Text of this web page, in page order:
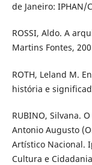
de Janeiro: IPHAN/
ROSSI, Aldo. A
Martins Fontes,
ROTH, Leland M.
história e
RUBINO, Silvana.
Antonio Augusto
Artístico Nacional.
Cultura e